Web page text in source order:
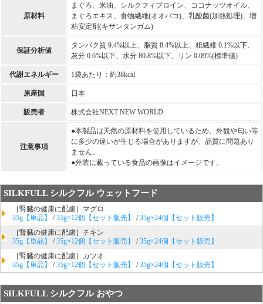
原材料
まぐろ、米油、シルクフィブロイン、ココナッツオイル、
まぐろエキス、食物繊維(オオバコ)、乳酸菌(加熱処理)、増
粘安定剤(キサンタンガム)
保証分析値
タンパク質 9.4%以上、脂質 8.4%以上、粗繊維 0.1%以下、
灰分 0.6%以下、水分 80.8%以下、リン 0.09%(標準値)
代謝エネルギー 1袋あたり：約38kcal
原産国 日本
販売者 株式会社NEXT NEW WORLD
注意事項
●本製品は天然の原材料を使用しているため、外観や匂い等
に多少の違いが生じる場合がありますが、品質に問題あり
ません。
●外装に載っている食品の画像はイメージです。
SILKFULL シルクフル ウェットフード
［腎臓の健康に配慮］マグロ
35g【単品】
/35g×12個【セット販売】 /35g×24個【セット販売】
［腎臓の健康に配慮］チキン
35g【単品】
/35g×12個【セット販売】 /35g×24個【セット販売】
［腎臓の健康に配慮］カツオ
35g【単品】
/35g×12個【セット販売】 /35g×24個【セット販売】
SILKFULL シルクフル おやつ